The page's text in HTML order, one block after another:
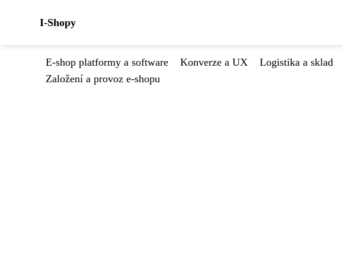
I-Shopy
E-shop platformy a software Konverze a UX Logistika a sklad
Založení a provoz e-shopu